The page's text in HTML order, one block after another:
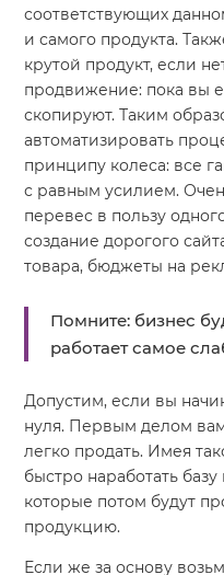
соответствующих
и самого продукта.
крутой продукт, если
продвижение: пока вы
скопируют. Таким
автоматизировать
принципу колеса: все
с равным усилием.
перевес в пользу
создание дорогого
товара, бюджеты на
Помните: бизнес
работает самое
Допустим, если вы
нуля. Первым делом
легко продать. Имея
быстро наработать
которые потом будут
продукцию.
Если же за основу